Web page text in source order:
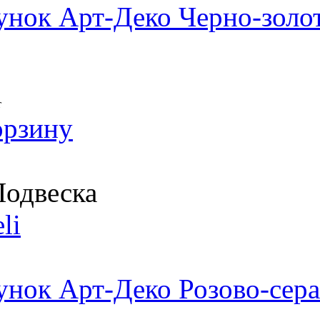
Арт-Деко Черно-
Арт-Деко Розово-